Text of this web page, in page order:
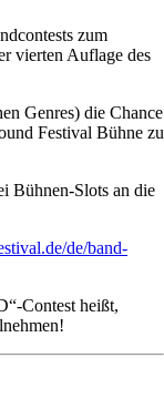
zum
vierten Auflage des
Genres) die Chance
Festival Bühne zu
Bühnen-Slots an die
de/band-
Contest heißt,